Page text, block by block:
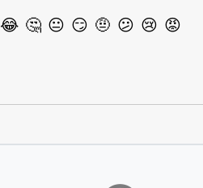
😂 🤔 😐 😏 🤨 😕 😢 😡